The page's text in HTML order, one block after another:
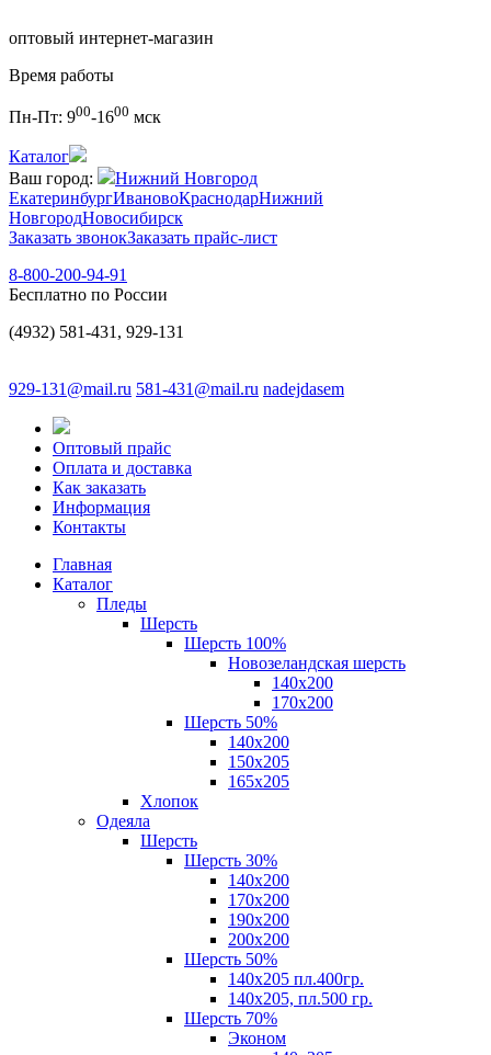
оптовый интернет-магазин
Время работы
Пн-Пт: 900-1600 мск
Каталог
Ваш город:
Нижний Новгород
ЕкатеринбургИвановоКраснодарНижний
НовгородНовосибирск
Заказать звонокЗаказать прайс-лист
8-800-200-94-91
Бесплатно по России
(4932) 581-431, 929-131
929-131@mail.ru 581-431@mail.ru nadejdasem
Оптовый прайс
Оплата и доставка
Как заказать
Информация
Контакты
Главная
Каталог
Пледы
Шерсть
Шерсть 100%
Новозеландская шерсть
140х200
170x200
Шерсть 50%
140x200
150х205
165х205
Хлопок
Одеяла
Шерсть
Шерсть 30%
140х200
170х200
190х200
200х200
Шерсть 50%
140х205 пл.400гр.
140х205, пл.500 гр.
Шерсть 70%
Эконом